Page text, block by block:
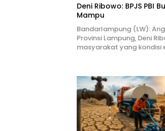
Deni Ribowo: BPJS PBI
Mampu
Bandarlampung (LW):
Provinsi Lampung, Deni
masyarakat yang kondisi